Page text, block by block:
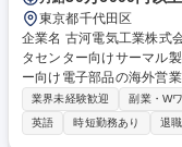
東京都千代田区
企業名 古河電気工業株式会社 求人名 24014a【東京/海外営業/
タセンター向けサーマル製品/語学力活
ー向け電子部品の海外営
計品の提案から量産受注
を通じ、社内外の交渉・調整をリ
通じた顧客からの新規案
業界未経験歓迎 副業・W
英語
時短勤務あり 退